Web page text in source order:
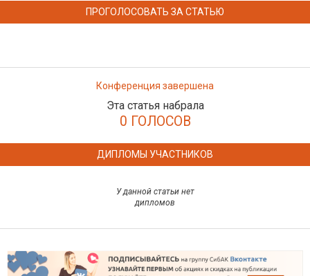
ПРОГОЛОСОВАТЬ ЗА СТАТЬЮ
Конференция завершена
Эта статья набрала
0 ГОЛОСОВ
ДИПЛОМЫ УЧАСТНИКОВ
У данной статьи нет
дипломов